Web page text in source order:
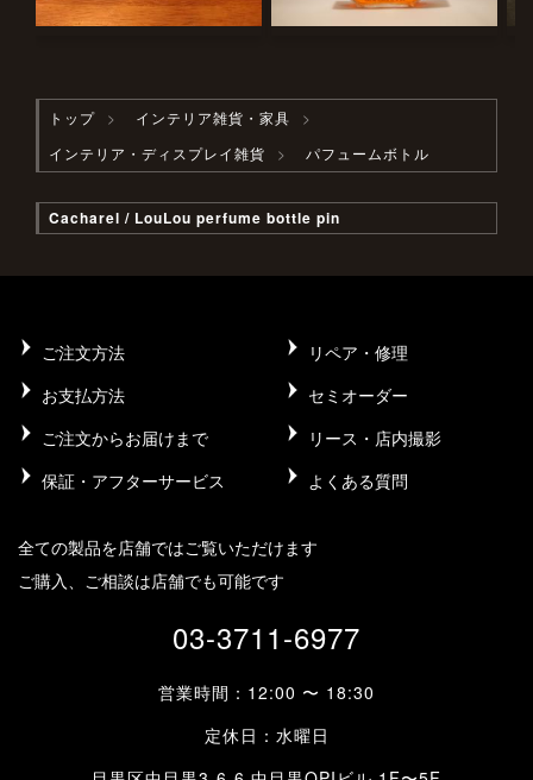
トップ
インテリア雑貨・家具
インテリア・ディスプレイ雑貨
パフュームボトル
Cacharel / LouLou perfume bottle pin
ご注文方法
リペア・修理
お支払方法
セミオーダー
ご注文からお届けまで
リース・店内撮影
保証・アフターサービス
よくある質問
全ての製品を店舗ではご覧いただけます
ご購入、ご相談は店舗でも可能です
03-3711-6977
営業時間：12:00 〜 18:30
定休日：水曜日